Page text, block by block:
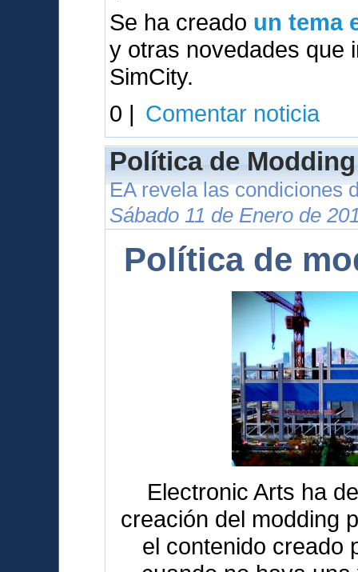
Se ha creado un tema
y otras novedades que
SimCity.
0 | Comentar noticia
Política de
EA revela las condiciones
Sábado 11 de Enero de
Política de
Electronic Arts ha
creación del modding
el contenido creado